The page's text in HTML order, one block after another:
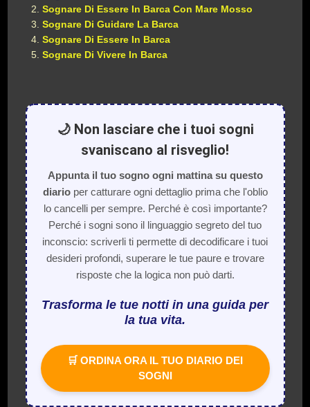
Sognare Di Essere In Barca Con Mare Mosso
Sognare Di Guidare La Barca
Sognare Di Essere In Barca
Sognare Di Vivere In Barca
🌙 Non lasciare che i tuoi sogni
svaniscano al risveglio!
Appunta il tuo sogno ogni mattina su questo
diarioper catturare ogni dettaglio prima che l'oblio
lo cancelli per sempre. Perché è così importante?
Perché i sogni sono il linguaggio segreto del tuo
inconscio: scriverli ti permette di decodificare i tuoi
desideri profondi, superare le tue paure e trovare
risposte che la logica non può darti.
Trasforma le tue notti in una guida per
la tua vita.
🛒 ORDINA ORA IL TUO DIARIO DEI
SOGNI